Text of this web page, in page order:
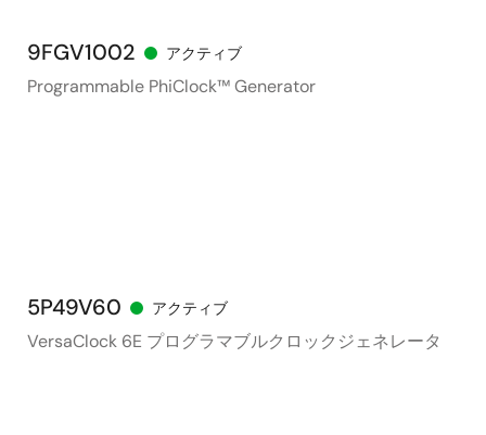
9FGV1002 アクティブ
Programmable PhiClock™ Generator
5P49V60 アクティブ
VersaClock 6E プログラマブルクロックジェネレータ